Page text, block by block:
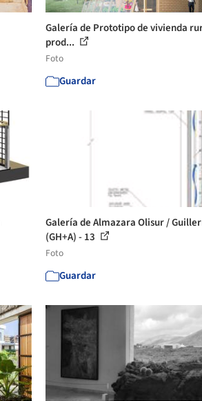
Galería de Prototipo de vivienda
prod...
Foto
Guardar
Galería de Almazara Olisur /
(GH+A) - 13
Foto
Guardar